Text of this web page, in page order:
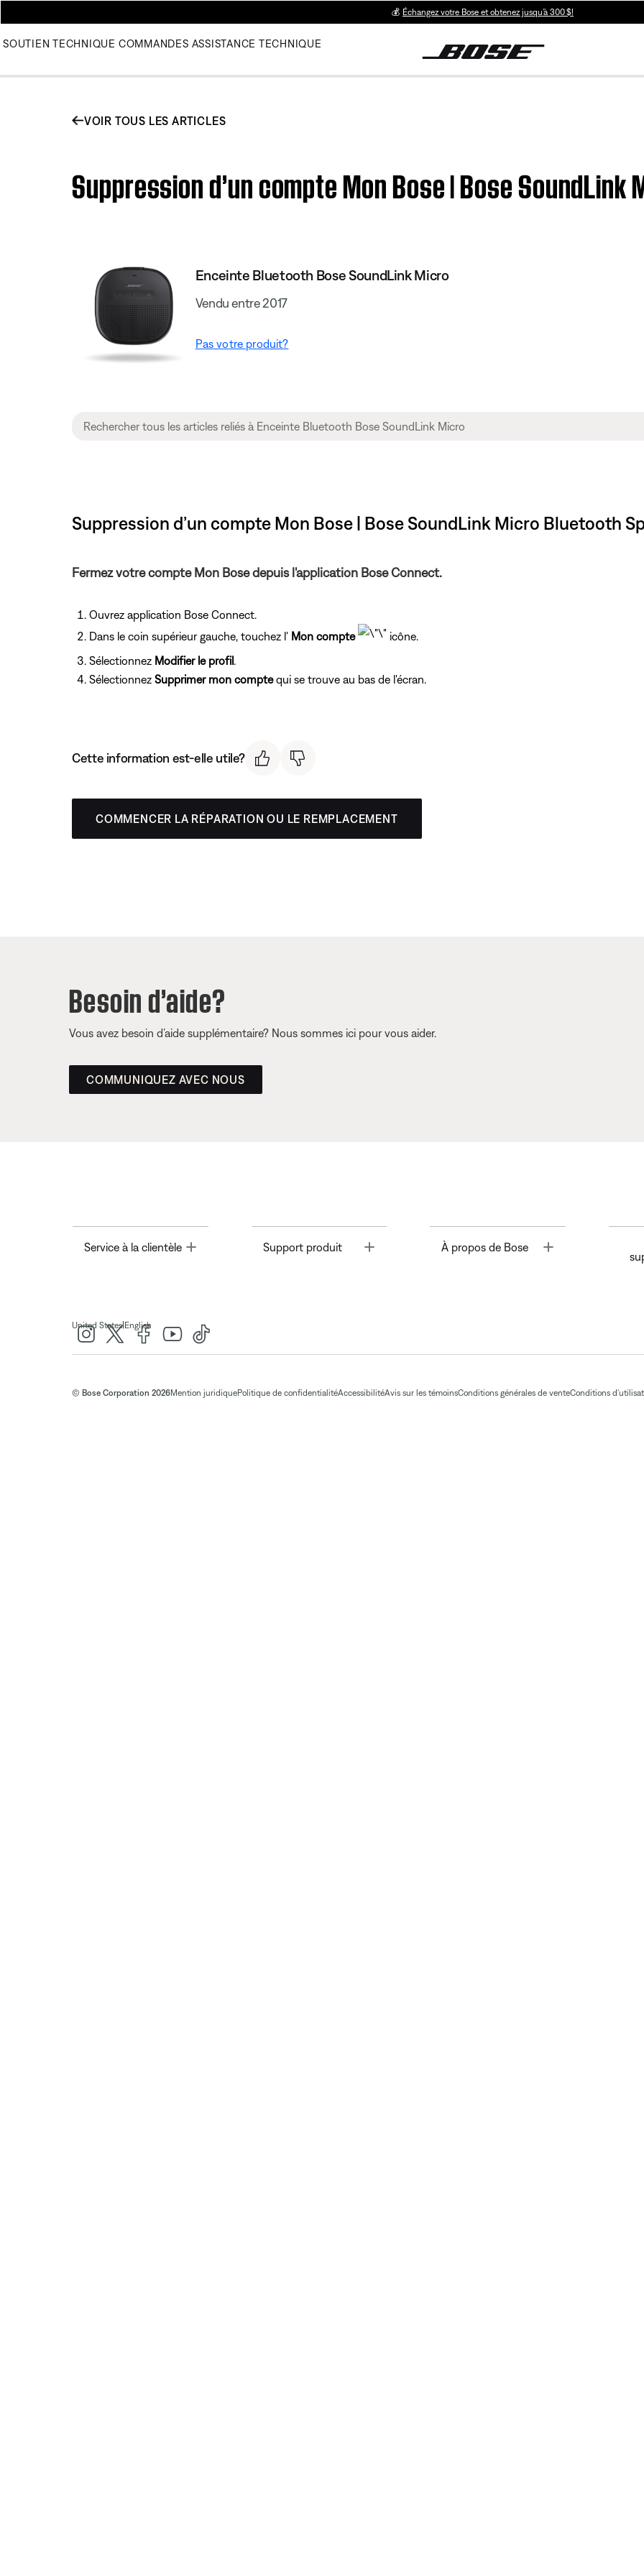
💰 Échangez votre Bose et obtenez jusqu’à 300 $!
SOUTIEN TECHNIQUE COMMANDES ASSISTANCE TECHNIQUE
VOIR TOUS LES ARTICLES
Suppression d’un compte Mon Bose | Bose
Enceinte Bluetooth Bose SoundLink Micro
Vendu entre 2017
Pas votre produit?
Suppression d’un compte Mon Bose | Bose SoundLink Micro Bluetooth
Fermez votre compte Mon Bose depuis l'application Bose Connect.
Ouvrez application Bose Connect.
Dans le coin supérieur gauche, touchez l' Mon compte
icône.
Sélectionnez Modifier le profil.
Sélectionnez Supprimer mon comptequi se trouve au bas de l'écran.
Cette information est-elle utile?
COMMENCER LA RÉPARATION OU LE REMPLACEMENT
Besoin d’aide?
Vous avez besoin d’aide supplémentaire? Nous sommes ici pour vous aider.
COMMUNIQUEZ AVEC NOUS
Service à la clientèle Toggle Support produit À propos de Bose Toggle
United States| English
© Bose Corporation 2026Mention juridiquePolitique de confidentialitéAccessibilitéAvis sur les témoinsConditions générales de venteConditions